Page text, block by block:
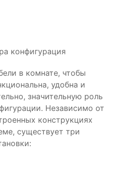
в комнате, чтобы
удобна и
значительную роль
Независимо от
конструкциях
существует три